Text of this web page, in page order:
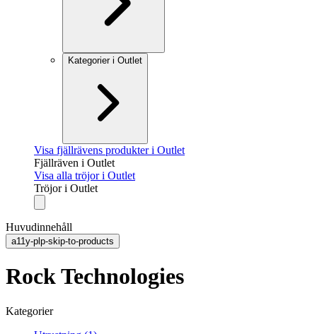
Kategorier i Outlet
Visa fjällrävens produkter i Outlet
Fjällräven i Outlet
Visa alla tröjor i Outlet
Tröjor i Outlet
Huvudinnehåll
a11y-plp-skip-to-products
Rock Technologies
Kategorier